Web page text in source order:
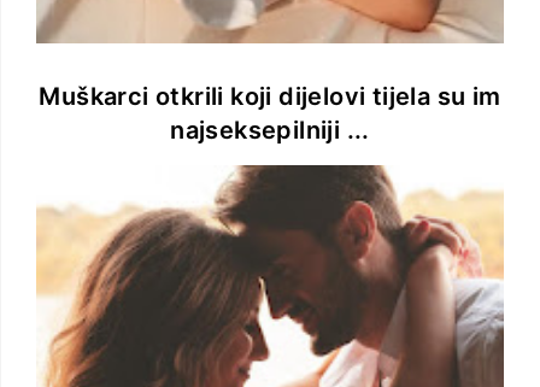
Muškarci otkrili koji dijelovi tijela su im
najseksepilniji ...